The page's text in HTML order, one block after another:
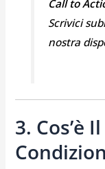
Call to
Scrivici
nostra
3. Cos’è